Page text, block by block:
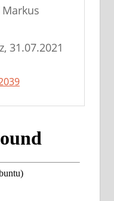
31.07.2021